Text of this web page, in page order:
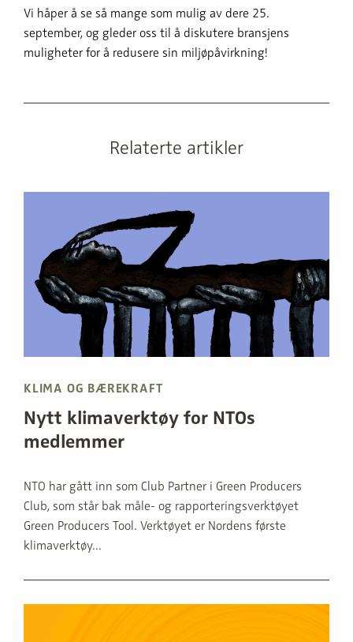
Vi håper å se så mange som mulig av dere 25.
september, og gleder oss til å diskutere bransjens
muligheter for å redusere sin miljøpåvirkning!
Relaterte artikler
KLIMA OG BÆREKRAFT
Nytt klimaverktøy for NTOs
medlemmer
NTO har gått inn som Club Partner i Green Producers
Club, som står bak måle- og rapporteringsverktøyet
Green Producers Tool. Verktøyet er Nordens første
klimaverktøy...